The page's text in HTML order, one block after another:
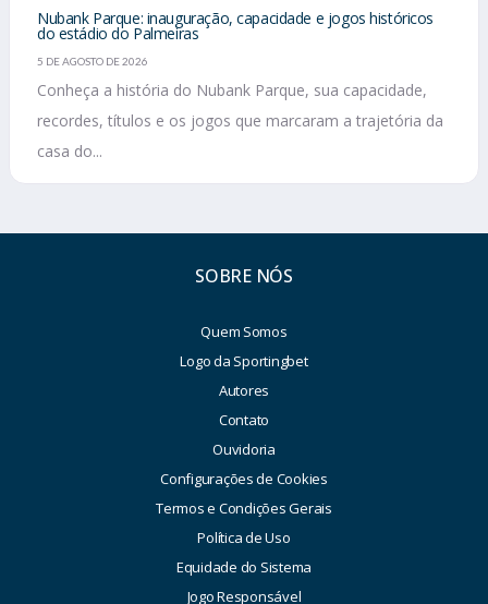
Nubank Parque: inauguração, capacidade e jogos históricos
do estádio do Palmeiras
5 DE AGOSTO DE 2026
Conheça a história do Nubank Parque, sua capacidade,
recordes, títulos e os jogos que marcaram a trajetória da
casa do...
SOBRE NÓS
Quem Somos
Logo da Sportingbet
Autores
Contato
Ouvidoria
Configurações de Cookies
Termos e Condições Gerais
Política de Uso
Equidade do Sistema
Jogo Responsável